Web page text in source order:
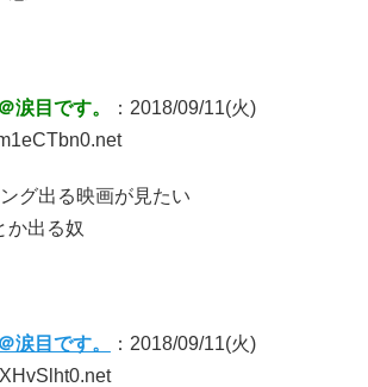
涙目です。
：2018/09/11(火)
グ出る映画が見たい
か出る奴
涙目です。
：2018/09/11(火)